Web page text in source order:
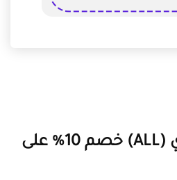
كود خصم الوكوزاي (ALL) خصم 10% على